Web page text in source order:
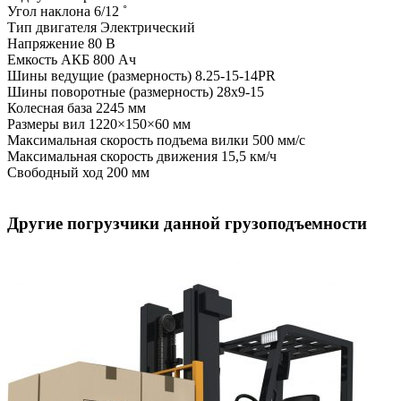
Угол наклона 6/12 ˚
Тип двигателя Электрический
Напряжение 80 В
Емкость АКБ 800 Ач
Шины ведущие (размерность) 8.25-15-14PR
Шины поворотные (размерность) 28x9-15
Колесная база 2245 мм
Размеры вил 1220×150×60 мм
Максимальная скорость подъема вилки 500 мм/с
Максимальная скорость движения 15,5 км/ч
Свободный ход 200 мм
Другие погрузчики данной грузоподъемности